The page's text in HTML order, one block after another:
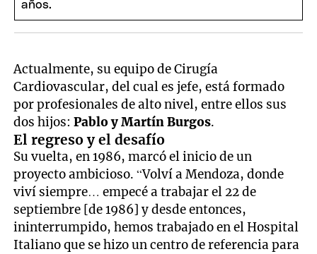
Actualmente, su equipo de Cirugía
Cardiovascular, del cual es jefe, está formado
por profesionales de alto nivel, entre ellos sus
dos hijos:Pablo y Martín Burgos.
El regreso y el desafío
Su vuelta, en 1986, marcó el inicio de un
proyecto ambicioso. “Volví a Mendoza, donde
viví siempre… empecé a trabajar el 22 de
septiembre [de 1986] y desde entonces,
ininterrumpido, hemos trabajado en el Hospital
Italiano que se hizo un centro de referencia para